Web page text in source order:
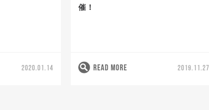
2020.01.14
催！
READ MORE 2019.11.27